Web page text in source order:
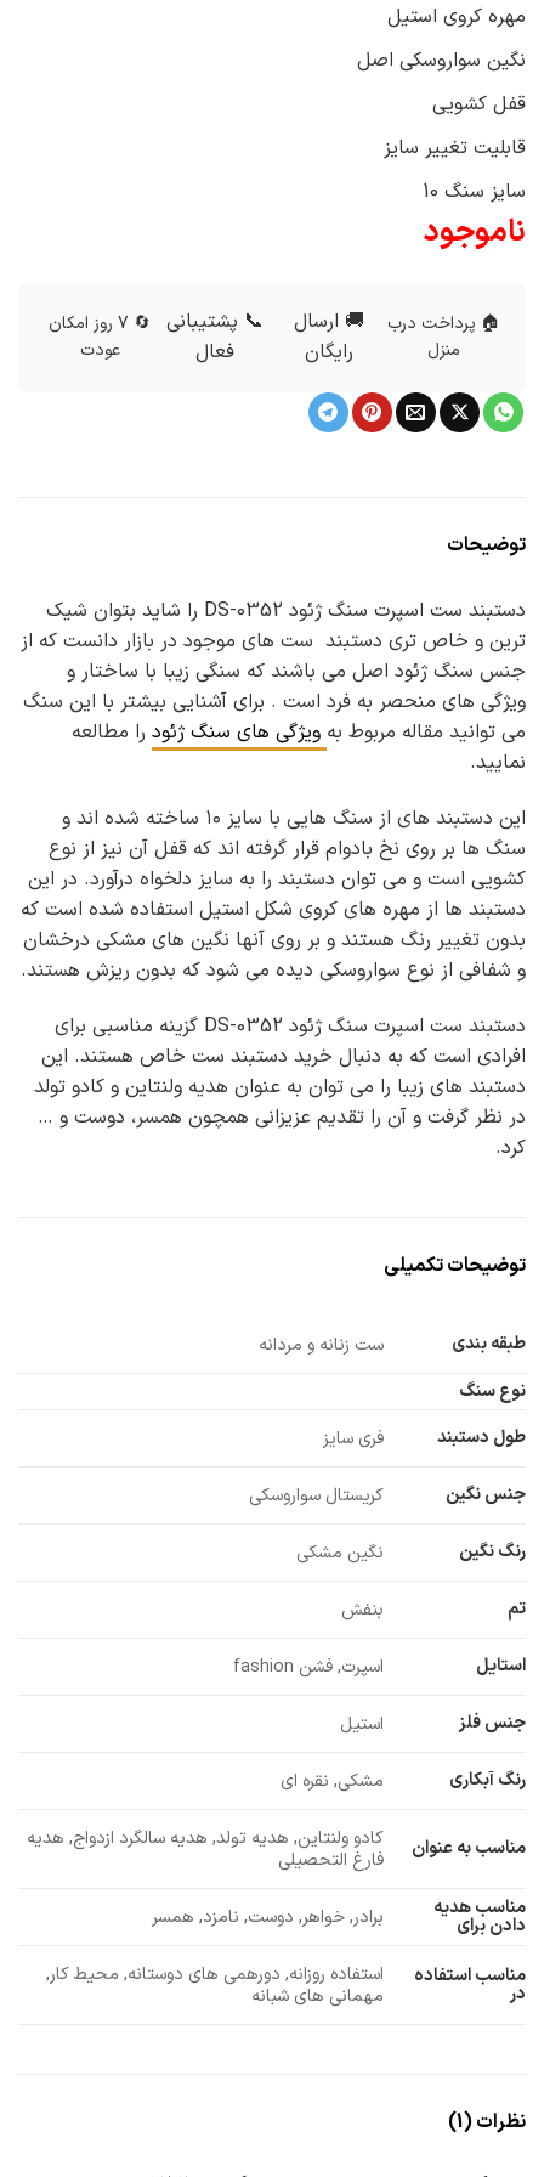
مهره کروی استیل
نگین سواروسکی اصل
قفل کشویی
قابلیت تغییر سایز
سایز سنگ 10
ناموجود
🏠 پرداخت درب
منزل
🚚 ارسال
رایگان
📞 پشتیبانی
فعال
🔄 7 روز امکان
عودت
توضیحات
دستبند ست اسپرت سنگ ژئود DS-0352 را شاید بتوان شیک
ترین و خاص تری دستبند ست های موجود در بازار دانست که از
جنس سنگ ژئود اصل می باشند که سنگی زیبا با ساختار و
ویژگی های منحصر به فرد است . برای آشنایی بیشتر با این سنگ
می توانید مقاله مربوط به ویژگی های سنگ ژئود را مطالعه
نمایید.
این دستبند های از سنگ هایی با سایز ۱۰ ساخته شده اند و
سنگ ها بر روی نخ بادوام قرار گرفته اند که قفل آن نیز از نوع
کشویی است و می توان دستبند را به سایز دلخواه درآورد. در این
دستبند ها از مهره های کروی شکل استیل استفاده شده است که
بدون تغییر رنگ هستند و بر روی آنها نگین های مشکی درخشان
و شفافی از نوع سواروسکی دیده می شود که بدون ریزش هستند.
دستبند ست اسپرت سنگ ژئود DS-0352 گزینه مناسبی برای
افرادی است که به دنبال خرید دستبند ست خاص هستند. این
دستبند های زیبا را می توان به عنوان هدیه ولنتاین و کادو تولد
در نظر گرفت و آن را تقدیم عزیزانی همچون همسر، دوست و …
کرد.
توضیحات تکمیلی
طبقه بندی
ست زنانه و مردانه
نوع سنگ
طول دستبند
فری سایز
جنس نگین کریستال سواروسکی
رنگ نگین نگین مشکی
تم بنفش
استایل اسپرت, فشن fashion
جنس فلز استیل
رنگ آبکاری مشکی, نقره ای
مناسب به عنوان
کادو ولنتاین, هدیه تولد, هدیه سالگرد ازدواج, هدیه
فارغ التحصیلی
مناسب هدیه
دادن برای برادر, خواهر, دوست, نامزد, همسر
مناسب استفاده
در
استفاده روزانه, دورهمی های دوستانه, محیط کار,
مهمانی های شبانه
نظرات (1)